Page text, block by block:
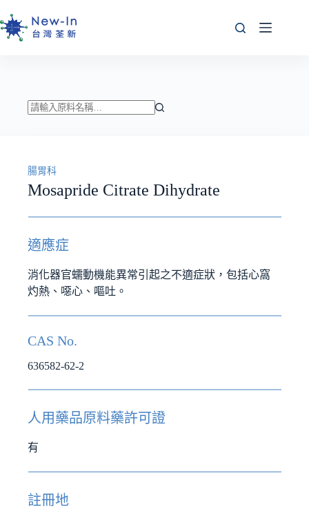
至
主
符
合
的
果
腸胃科
Mosapride Citrate Dihydrate
適應症
消化器官蠕動機能異常引起之不適症狀，包括心窩
灼熱、噁心、嘔吐。
CAS No.
636582-62-2
人用藥品原料藥許可證
有
註冊地